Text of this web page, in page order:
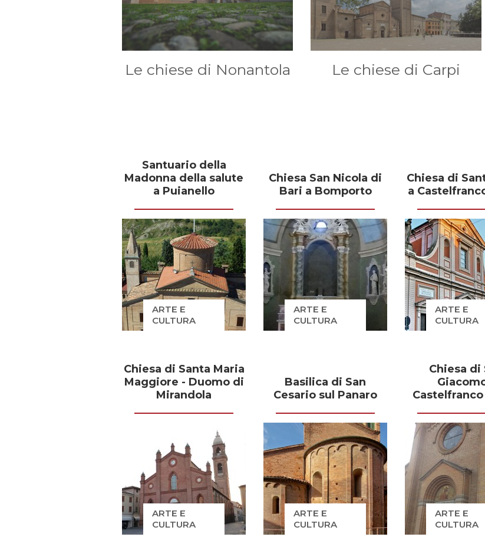
Le chiese di Nonantola Le chiese di Carpi
Santuario della
Madonna della salute
a Puianello
ARTE E
CULTURA
Chiesa San Nicola di
Bari a Bomporto
ARTE E
CULTURA
Chiesa di
a
ARTE E
CULTURA
Chiesa di Santa Maria
Maggiore - Duomo di
Mirandola
ARTE E
CULTURA
Basilica di San
Cesario sul Panaro
ARTE E
CULTURA
Chiesa di
ARTE E
CULTURA